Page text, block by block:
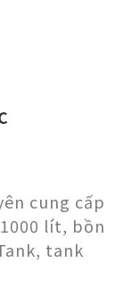
cung cấp
lít, bồn
tank